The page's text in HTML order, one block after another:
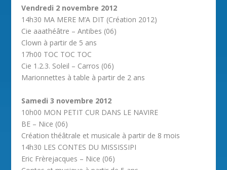
Vendredi 2 novembre 2012
14h30 MA MERE M’A DIT (Création 2012)
Cie aaathéâtre – Antibes (06)
Clown à partir de 5 ans
17h00 TOC TOC TOC
Cie 1.2.3. Soleil – Carros (06)
Marionnettes à table à partir de 2 ans
Samedi 3 novembre 2012
10h00 MON PETIT CUR DANS LE NAVIRE
BE – Nice (06)
Création théâtrale et musicale à partir de 8 mois
14h30 LES CONTES DU MISSISSIPI
Eric Frèrejacques – Nice (06)